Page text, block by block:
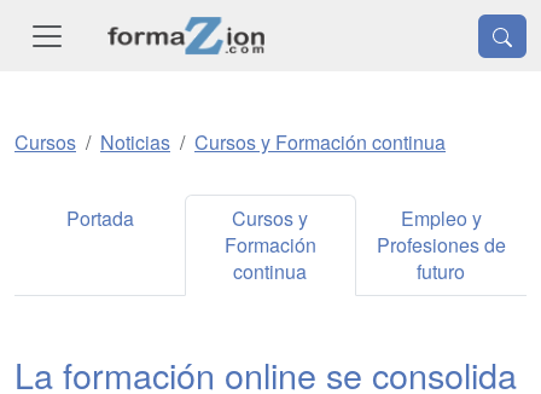
Cursos Noticias Cursos y Formación continua
Portada
Cursos y
Formación
continua
Empleo y
Profesiones de
futuro
La formación online se consolida